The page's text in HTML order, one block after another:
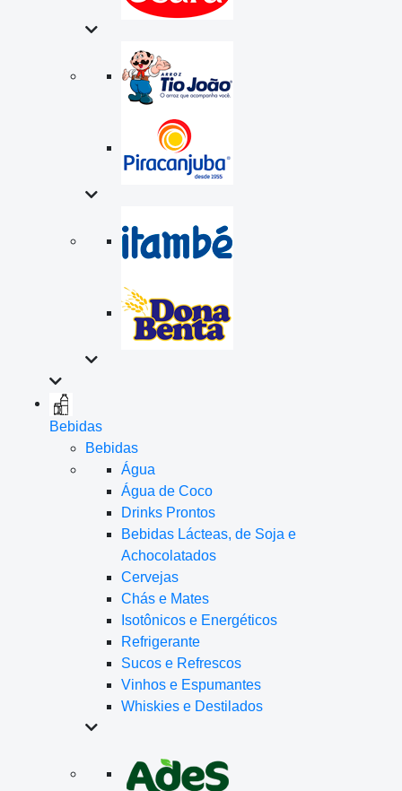
Bebidas
Bebidas
Água
Água de Coco
Drinks Prontos
Bebidas Lácteas, de Soja e
Achocolatados
Cervejas
Chás e Mates
Isotônicos e Energéticos
Refrigerante
Sucos e Refrescos
Vinhos e Espumantes
Whiskies e Destilados